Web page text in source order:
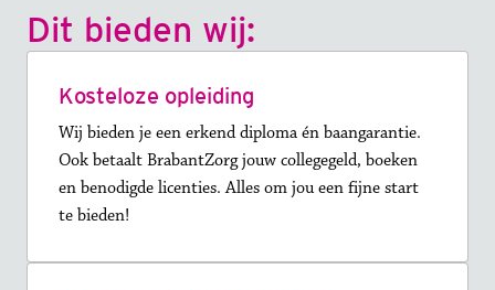
Dit bieden wij:
Kosteloze opleiding
Wij bieden je een erkend diploma én baangarantie.
Ook betaalt BrabantZorg jouw collegegeld, boeken
en benodigde licenties. Alles om jou een fijne start
te bieden!